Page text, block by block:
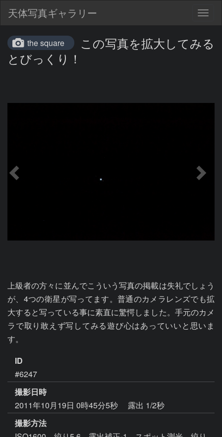
天体写真ギャラリー
the square
この写真を拡大してみる
とびっくり！
上級者の方々に並んでこういう写真の掲載は失礼でしょう
が、4つの衛星が写ってます。普通のカメラレンズでも拡
大すると写っている事に素直に驚愕しました。手元のカメ
ラで取り敢えず写してみる遊び心はあっていいと思いま
す。
ID
#6247
撮影日時
2011年10月19日 0時45分5秒
露出 1/2秒
撮影方法